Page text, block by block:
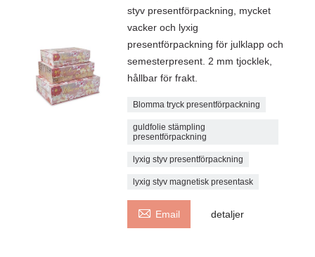
styv presentförpackning, mycket
vacker och lyxig
presentförpackning för julklapp och
semesterpresent. 2 mm tjocklek,
hållbar för frakt.
Blomma tryck presentförpackning
guldfolie stämpling
presentförpackning
lyxig styv presentförpackning
lyxig styv magnetisk presentask
 Email detaljer